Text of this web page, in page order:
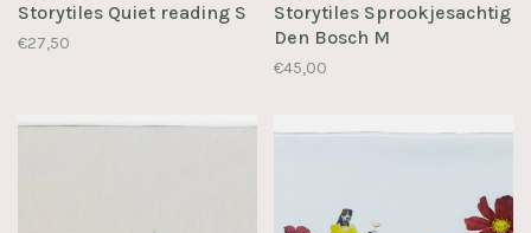
Storytiles Quiet reading S
€27,50
Storytiles Sprookjesachtig
Den Bosch M
€45,00